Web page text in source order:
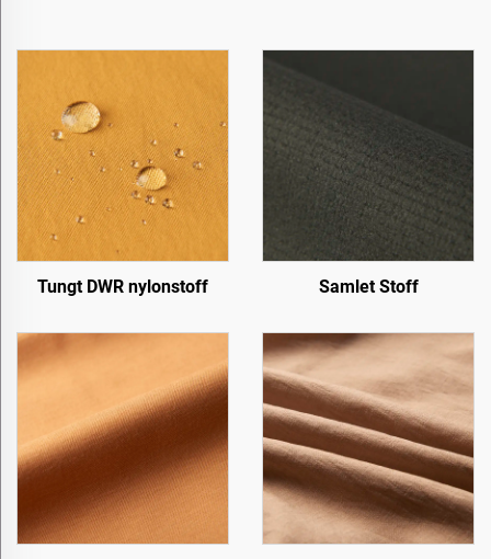
Tungt DWR nylonstoff Samlet Stoff